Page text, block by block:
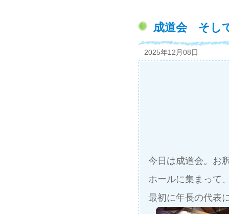
成道会 そし
2025年12月08日
今日は成道会。お
ホールに集まって
最初に年長の代表